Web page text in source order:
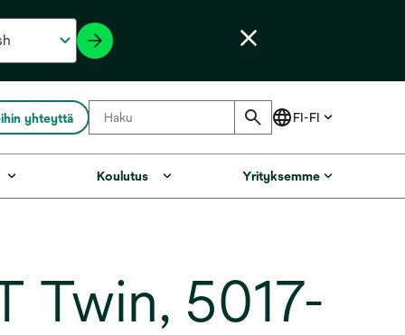
yhteyttä
Koulutus Yrityksemme
Twin, 5017-